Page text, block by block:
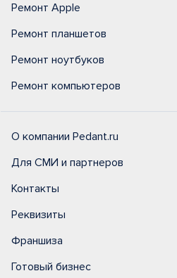
Ремонт Apple
Ремонт планшетов
Ремонт ноутбуков
Ремонт компьютеров
О компании Pedant.ru
Для СМИ и партнеров
Контакты
Реквизиты
Франшиза
Готовый бизнес